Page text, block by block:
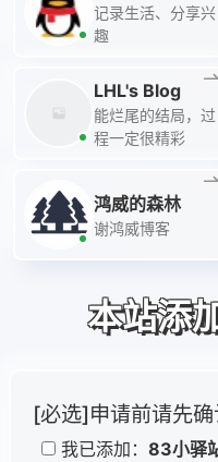
记录生活、分享兴
趣
LHL's Blog
能烂尾的结局，过
程一定很精彩
鸿威的森林
谢鸿威博客
本站添
[必选]申请前请先确
我已添加： 83小驿